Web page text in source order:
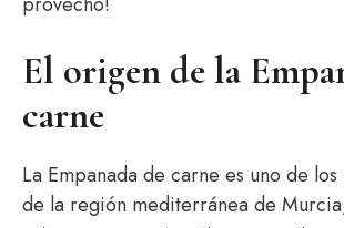
El origen de la
carne
La Empanada de carne es uno de
de la región mediterránea de